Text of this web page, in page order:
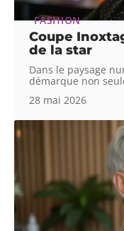
FASHION
Coupe
de la star
Dans le paysage
démarque non
28 mai 2026